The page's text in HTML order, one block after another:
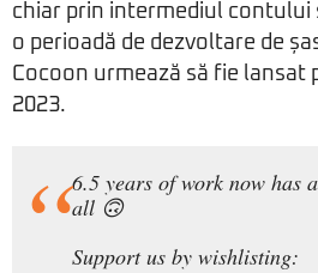
chiar prin intermediul contului
o perioadă de dezvoltare de
Cocoon urmează să fie lansat
2023.
6.5 years of work now has
all 🙃
Support us by wishlisting: